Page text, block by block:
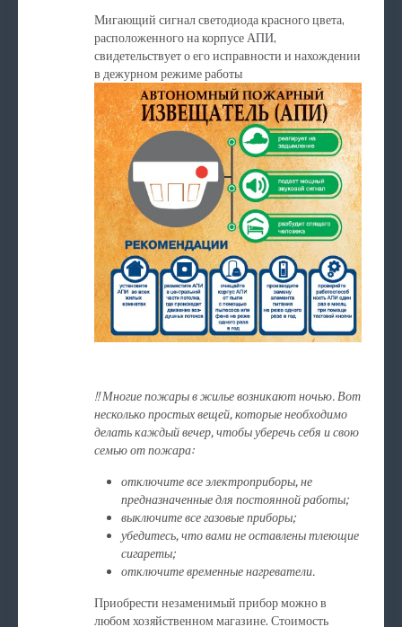
Мигающий сигнал светодиода красного цвета,
расположенного на корпусе АПИ,
свидетельствует о его исправности и нахождении
в дежурном режиме работы
!! Многие пожары в жилье возникают ночью. Вот
несколько простых вещей, которые необходимо
делать каждый вечер, чтобы уберечь себя и свою
семью от пожара:
отключите все электроприборы, не
предназначенные для постоянной работы;
выключите все газовые приборы;
убедитесь, что вами не оставлены тлеющие
сигареты;
отключите временные нагреватели.
Приобрести незаменимый прибор можно в
любом хозяйственном магазине. Стоимость